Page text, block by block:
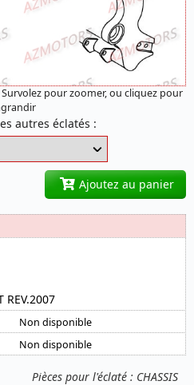
pour zoomer, ou cliquez pour
autres éclatés :
Ajoutez au panier
Pièces pour l'éclaté : CHASSIS
REV.2007
Non disponible
Non disponible